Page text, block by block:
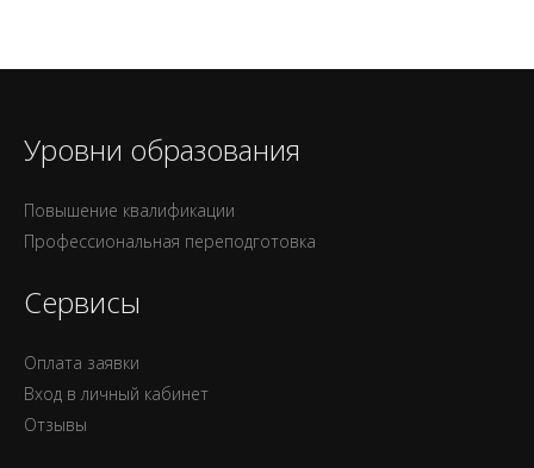
Уровни образования
Повышение квалификации
Профессиональная переподготовка
Сервисы
Оплата заявки
Вход в личный кабинет
Отзывы